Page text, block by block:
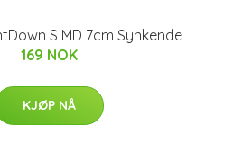
S MD 7cm Synkende
169 NOK
KJØP NÅ